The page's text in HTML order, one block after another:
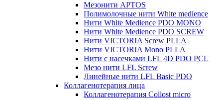
Мезонити APTOS
Полимолочные нити White medience
Нити White Medience PDO MONO
Нити White Medience PDO SCREW
Нити VICTORIA Screw PLLA
Нити VICTORIA Mono PLLA
Нити с насечками LFL 4D PDO PCL
Мезо нити LFL Screw
Линейные нити LFL Basic PDO
Коллагенотерапия лица
Коллагенотерапия Collost micro